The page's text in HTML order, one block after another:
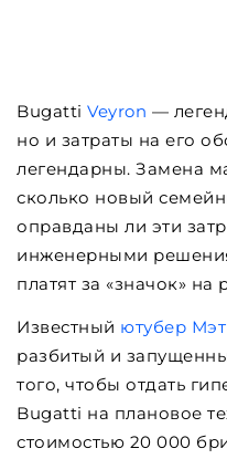
Bugatti Veyron —
но и затраты на его
легендарны. Замена
сколько новый
оправданы ли эти
инженерными
платят за «значок»
Известный ютубер
разбитый и
того, чтобы отдать
Bugatti на плановое
стоимостью 20 000